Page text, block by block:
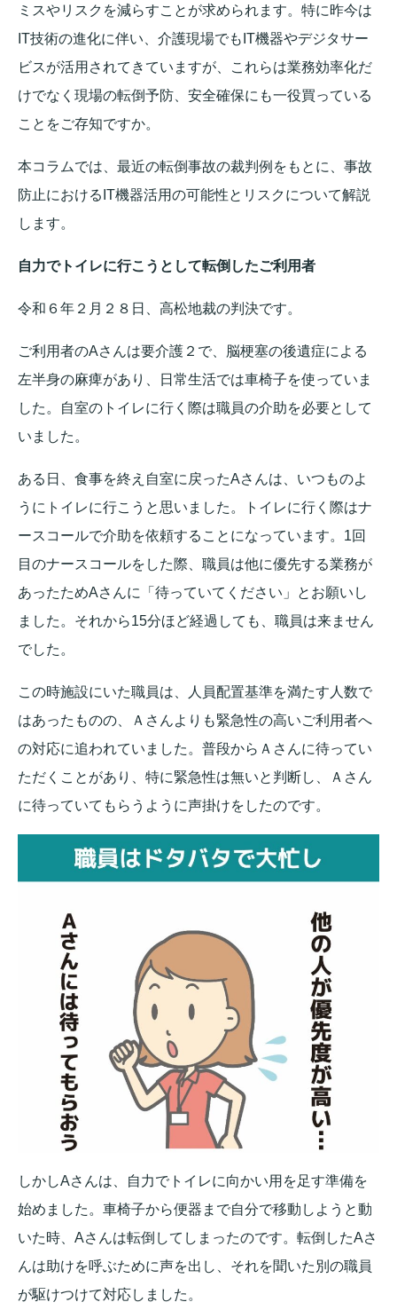
ミスやリスクを減らすことが求められます。特に昨今は
IT技術の進化に伴い、介護現場でもIT機器やデジタサー
ビスが活用されてきていますが、これらは業務効率化だ
けでなく現場の転倒予防、安全確保にも一役買っている
ことをご存知ですか。
本コラムでは、最近の転倒事故の裁判例をもとに、事故
防止におけるIT機器活用の可能性とリスクについて解説
します。
自力でトイレに行こうとして転倒したご利用者
令和６年２月２８日、高松地裁の判決です。
ご利用者のAさんは要介護２で、脳梗塞の後遺症による
左半身の麻痺があり、日常生活では車椅子を使っていま
した。自室のトイレに行く際は職員の介助を必要として
いました。
ある日、食事を終え自室に戻ったAさんは、いつものよ
うにトイレに行こうと思いました。トイレに行く際はナ
ースコールで介助を依頼することになっています。1回
目のナースコールをした際、職員は他に優先する業務が
あったためAさんに「待っていてください」とお願いし
ました。それから15分ほど経過しても、職員は来ません
でした。
この時施設にいた職員は、人員配置基準を満たす人数で
はあったものの、Ａさんよりも緊急性の高いご利用者へ
の対応に追われていました。普段からＡさんに待ってい
ただくことがあり、特に緊急性は無いと判断し、Ａさん
に待っていてもらうように声掛けをしたのです。
しかしAさんは、自力でトイレに向かい用を足す準備を
始めました。車椅子から便器まで自分で移動しようと動
いた時、Aさんは転倒してしまったのです。転倒したAさ
んは助けを呼ぶために声を出し、それを聞いた別の職員
が駆けつけて対応しました。